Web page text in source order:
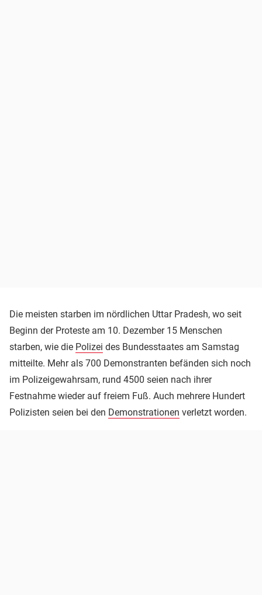
Die meisten starben im nördlichen Uttar Pradesh, wo seit
Beginn der Proteste am 10. Dezember 15 Menschen
starben, wie die Polizei des Bundesstaates am Samstag
mitteilte. Mehr als 700 Demonstranten befänden sich noch
im Polizeigewahrsam, rund 4500 seien nach ihrer
Festnahme wieder auf freiem Fuß. Auch mehrere Hundert
Polizisten seien bei den Demonstrationen verletzt worden.